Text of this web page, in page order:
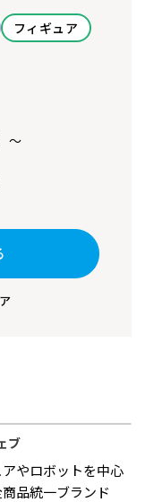
フィギュア
ブ
やロボットを中心
品統一ブランド